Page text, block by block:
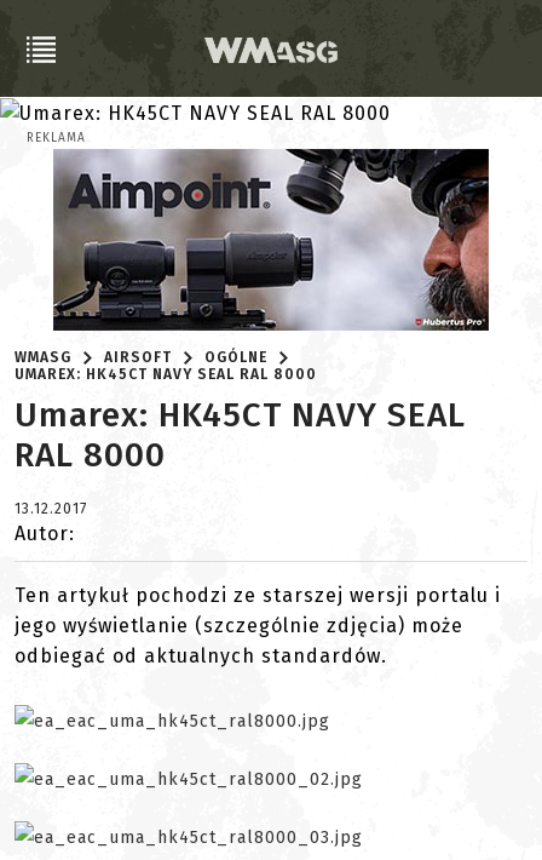
REKLAMA
WMASG AIRSOFT
OGÓLNE
UMAREX: HK45CT NAVY SEAL RAL 8000
Umarex: HK45CT NAVY SEAL
RAL 8000
13.12.2017
Autor:
Ten artykuł pochodzi ze starszej wersji portalu i
jego wyświetlanie (szczególnie zdjęcia) może
odbiegać od aktualnych standardów.